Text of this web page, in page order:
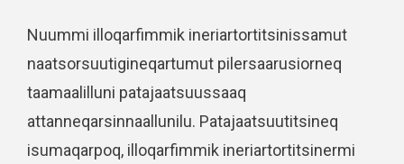
Nuummi illoqarfimmik ineriartortitsinissamut
naatsorsuutigineqartumut pilersaarusiorneq
taamaalilluni patajaatsuussaaq
attanneqarsinnaallunilu. Patajaatsuutitsineq
isumaqarpoq, illoqarfimmik ineriartortitsinermi